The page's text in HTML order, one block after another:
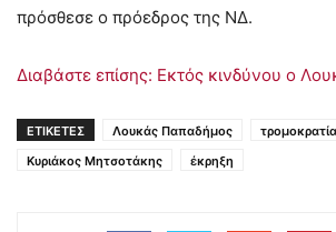
πρόσθεσε ο πρόεδρος της ΝΔ.
Διαβάστε επίσης: Εκτός κινδύνου ο
ΕΤΙΚΕΤΕΣ Λουκάς Παπαδήμος
τρομοκρατία
Κυριάκος Μητσοτάκης
έκρηξη